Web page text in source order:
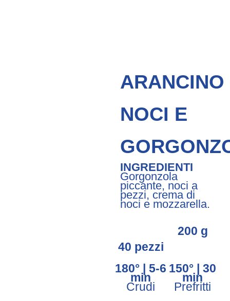
ARANCINO
NOCI E
INGREDIENTI
Gorgonzola
piccante, noci a
pezzi, crema di
noci e mozzarella.
40 pezzi
200 g
180° | 5-6
min
Crudi
150° | 30
min
Prefritti